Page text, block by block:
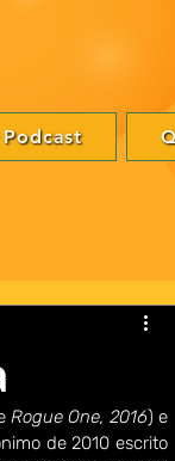
Podcast
Rogue One, 2016
de 2010 escrito